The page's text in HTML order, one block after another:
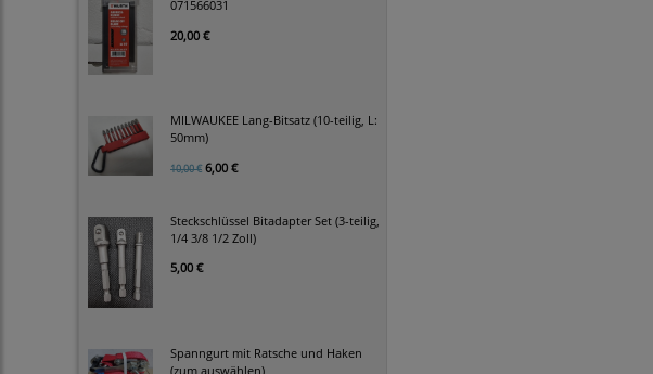
071566031
20,00 €
MILWAUKEE Lang-Bitsatz (10-teilig, L:
50mm)
10,00 € 6,00 €
Steckschlüssel Bitadapter Set (3-teilig,
1/4 3/8 1/2 Zoll)
5,00 €
Spanngurt mit Ratsche und Haken
(zum auswählen)